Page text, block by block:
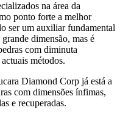
na área da
ponto forte a melhor
ser um auxiliar fundamental
dimensão, mas é
com diminuta
métodos.
Diamond Corp já está a
com dimensões ínfimas,
e recuperadas.